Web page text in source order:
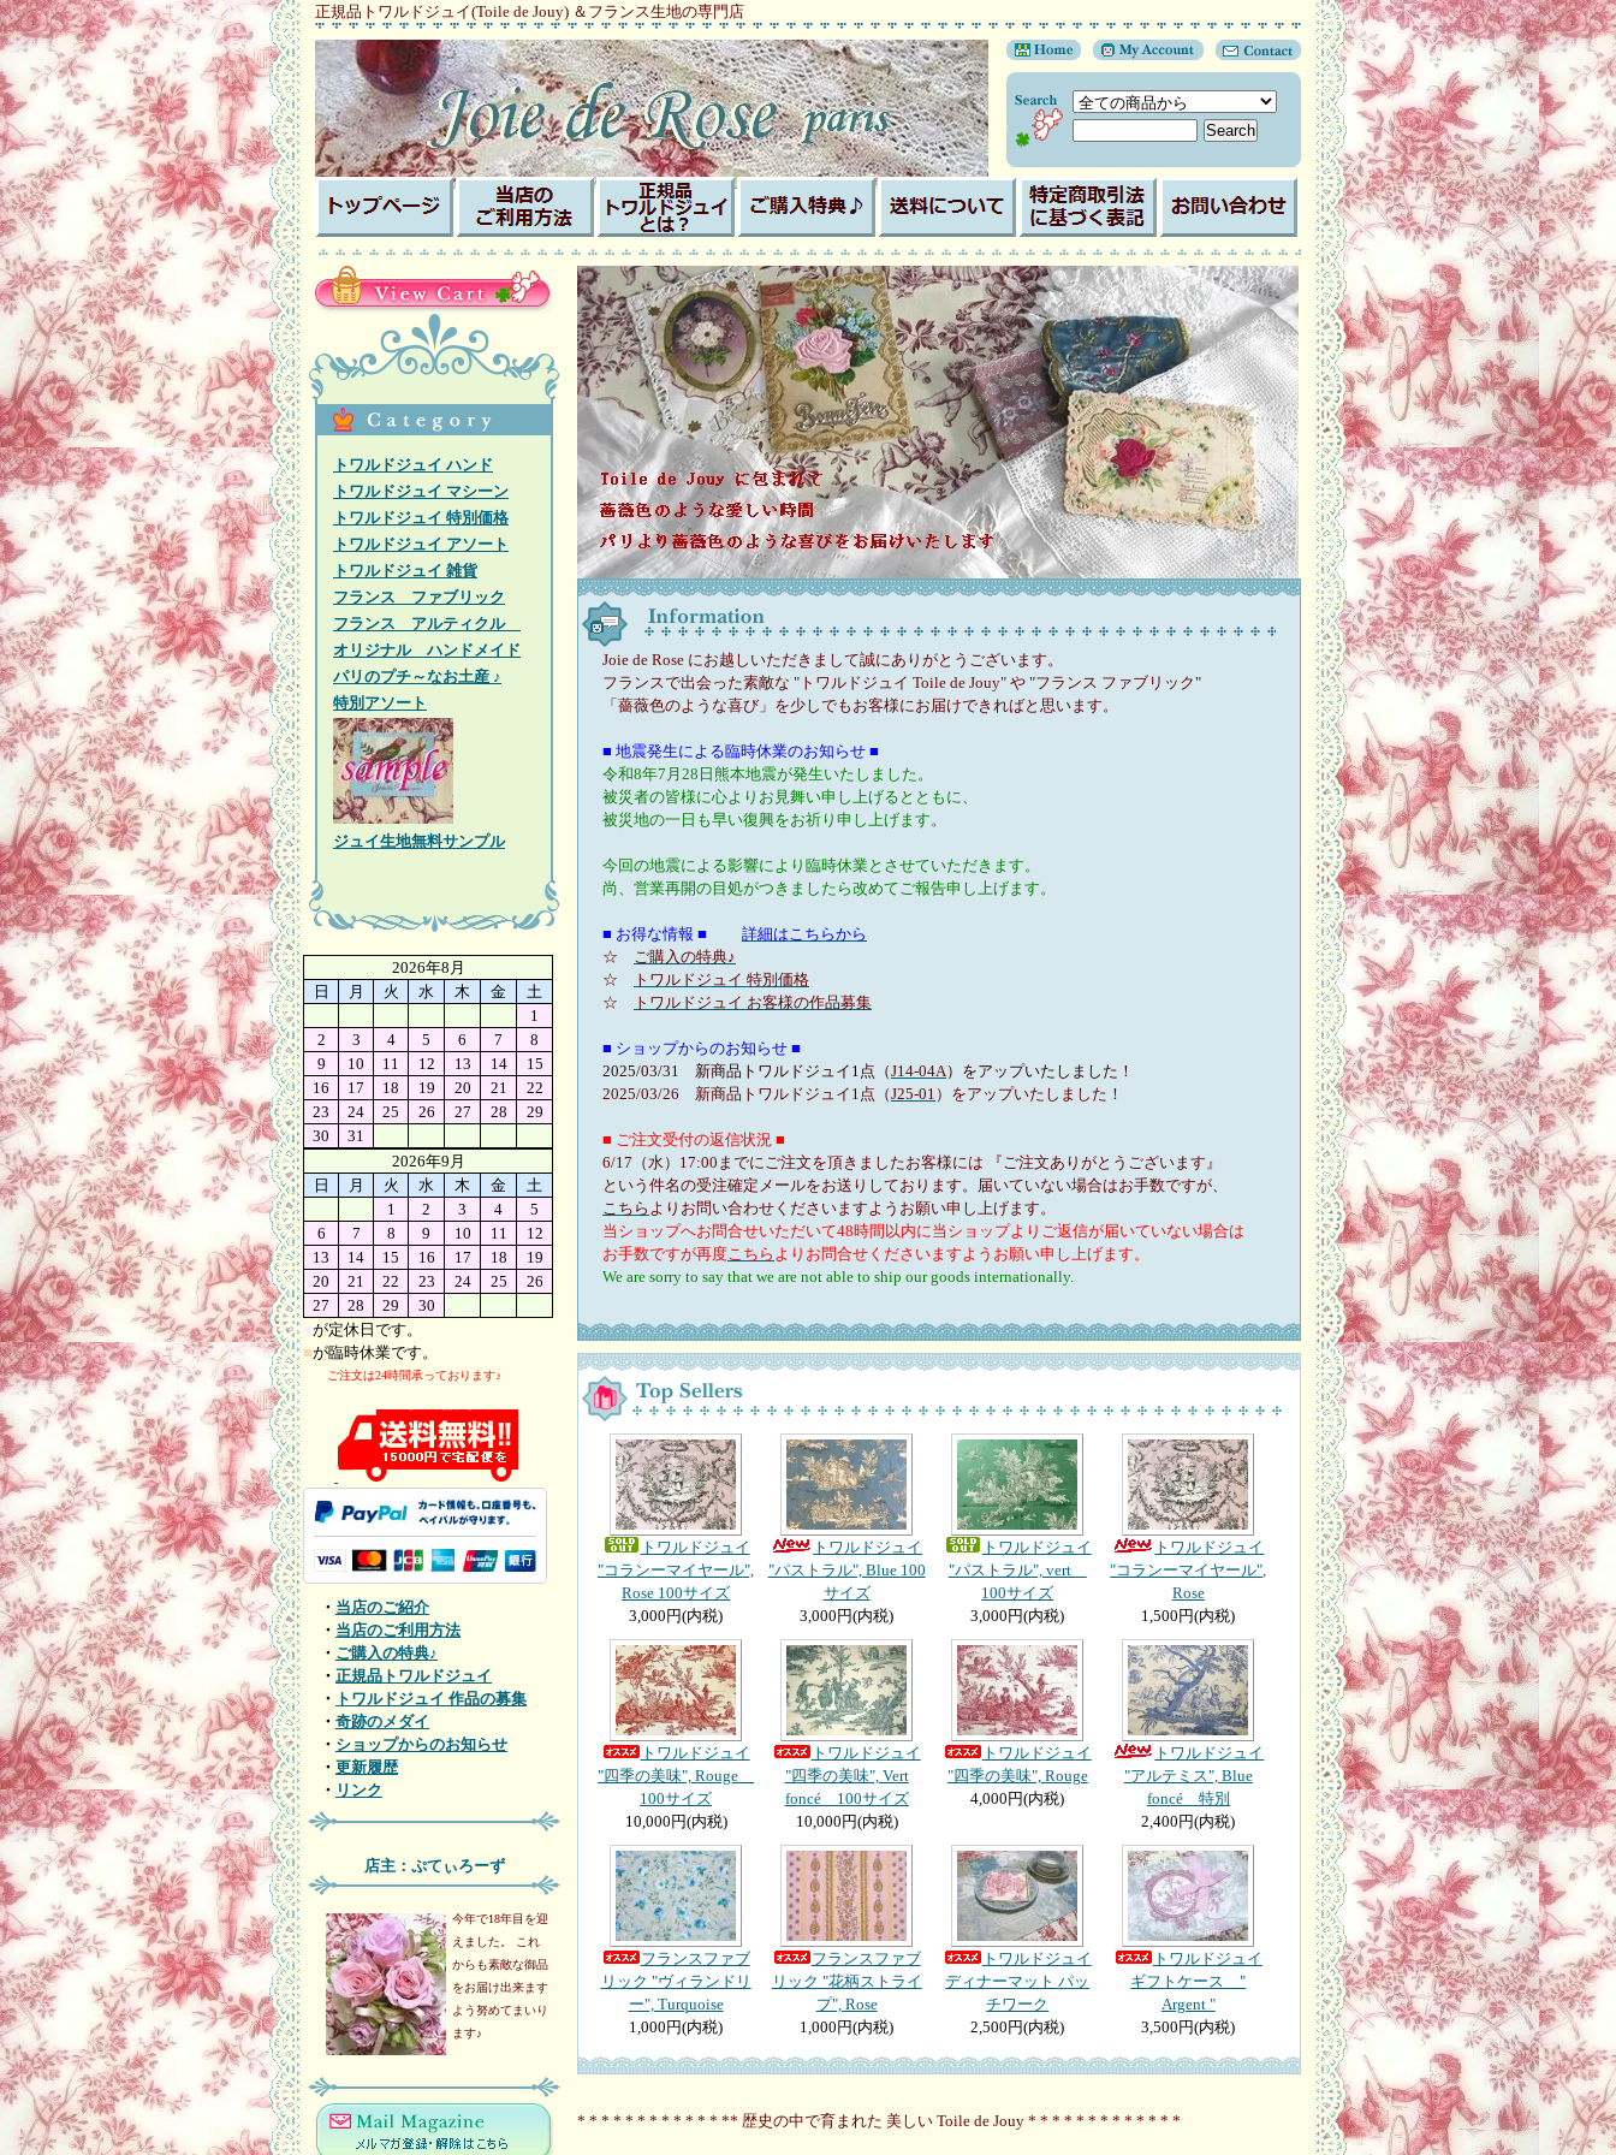
正規品トワルドジュイ(Toile de Jouy) ＆フランス生地の専門店
トワルドジュイ ハンド
トワルドジュイ マシーン
トワルドジュイ 特別価格
トワルドジュイ アソート
トワルドジュイ 雑貨
フランス ファブリック
フランス アルティクル
オリジナル ハンドメイド
パリのプチ～なお土産 ♪
特別アソート
ジュイ生地無料サンプル
2026年8月
日
月 火 水 木 金
土
1
2
3 4 5 6 7
8
9
10 11 12 13 14
15
16
17 18 19 20 21
22
23
24 25 26 27 28
29
30
31
2026年9月
日
月 火 水 木 金
土
1
2 3 4
5
6
7 8 9 10 11
12
13
14 15 16 17 18
19
20
21 22 23 24 25
26
27
28 29
30
■が定休日です。
■が臨時休業です。
ご注文は24時間承っております♪
・ 当店のご紹介
・ 当店のご利用方法
・ ご購入の特典♪
・ 正規品トワルドジュイ
・ トワルドジュイ 作品の募集
・ 奇跡のメダイ
・ ショップからのお知らせ
・ 更新履歴
・ リンク
店主：ぷてぃろーず
今年で18年目を迎
えました。 これ
からも素敵な御品
をお届け出来ます
よう努めてまいり
ます♪
Joie de Rose にお越しいただきまして誠にありがとうございます。
フランスで出会った素敵な "トワルドジュイ Toile de Jouy" や "フランス ファブリック"
「薔薇色のような喜び」を少しでもお客様にお届けできればと思います。
■ 地震発生による臨時休業のお知らせ ■
令和8年7月28日熊本地震が発生いたしました。
被災者の皆様に心よりお見舞い申し上げるとともに、
被災地の一日も早い復興をお祈り申し上げます。
今回の地震による影響により臨時休業とさせていただきます。
尚、営業再開の目処がつきましたら改めてご報告申し上げます。
■ お得な情報 ■ 詳細はこちらから
☆ ご購入の特典♪
☆
トワルドジュイ 特別価格
☆
トワルドジュイ お客様の作品募集
■ ショップからのお知らせ ■
2025/03/31 新商品トワルドジュイ1点（J14-04A）をアップいたしました！
2025/03/26 新商品トワルドジュイ1点（J25-01 ）をアップいたしました！
■ ご注文受付の返信状況 ■
6/17（水）17:00までにご注文を頂きましたお客様には 『ご注文ありがとうございます』
という件名の受注確定メールをお送りしております。届いていない場合はお手数ですが、
こちら よりお問い合わせくださいますようお願い申し上げます。
当ショップへお問合せいただいて48時間以内に当ショップよりご返信が届いていない場合は
お手数ですが再度こちら よりお問合せくださいますようお願い申し上げます。
We are sorry to say that we are not able to ship our goods internationally.
トワルドジュイ
"コランーマイヤール",
Rose 100サイズ
3,000円(内税)
トワルドジュイ
"パストラル", Blue 100
サイズ
3,000円(内税)
トワルドジュイ
"パストラル", vert
100サイズ
3,000円(内税)
トワルドジュイ
"コランーマイヤール",
Rose
1,500円(内税)
トワルドジュイ
"四季の美味", Rouge
100サイズ
10,000円(内税)
トワルドジュイ
"四季の美味", Vert
foncé 100サイズ
10,000円(内税)
トワルドジュイ
"四季の美味", Rouge
4,000円(内税)
トワルドジュイ
"アルテミス", Blue
foncé 特別
2,400円(内税)
フランスファブ
リック "ヴィランドリ
ー", Turquoise
1,000円(内税)
フランスファブ
リック "花柄ストライ
プ", Rose
1,000円(内税)
トワルドジュイ
ディナーマット パッ
チワーク
2,500円(内税)
トワルドジュイ
ギフトケース "
Argent "
3,500円(内税)
* * * * * * * * * * * * ** 歴史の中で育まれた 美しい Toile de Jouy * * * * * * * * * * * * *